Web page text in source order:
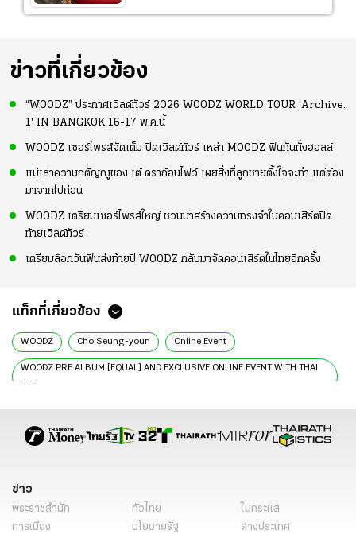
ข่าวที่เกี่ยวข้อง
“WOODZ” ประกาศเวิลด์ทัวร์ 2026 WOODZ WORLD TOUR ‘Archive.
1' IN BANGKOK 16-17 พ.ค.นี้
WOODZ เซอร์ไพรส์จัดเต็ม ปิดเวิลด์ทัวร์ เหล่า MOODZ ฟินกันทั้งฮอลล์
แม่เล่าความกตัญญูของ เต้ ดราก้อนไฟว์ เผยสิ่งที่ลูกชายตั้งใจจะทำ แต่ต้อง
มาจากไปก่อน
WOODZ เตรียมเซอร์ไพรส์ใหญ่ ชวนมาสร้างความทรงจำในคอนเสิร์ตปิด
ท้ายเวิลด์ทัวร์
เตรียมล็อกวันฟินส่งท้ายปี WOODZ กลับมาจัดคอนเสิร์ตในไทยอีกครั้ง
แท็กที่เกี่ยวข้อง
WOODZ Cho Seung-youn Online Event
WOODZ PRE ALBUM [EQUAL] AND EXCLUSIVE ONLINE EVENT WITH THAI
FAN
จองออนไลน์แพ็กเกจ กิจกรรมสุดเอกซ์คลูซีฟ ZOOM นักร้อง
ข่าว
พระราชสำนัก ทั่วไทย
ในกระแส
การเมือง
นโยบายรัฐ
ต่างประเทศ